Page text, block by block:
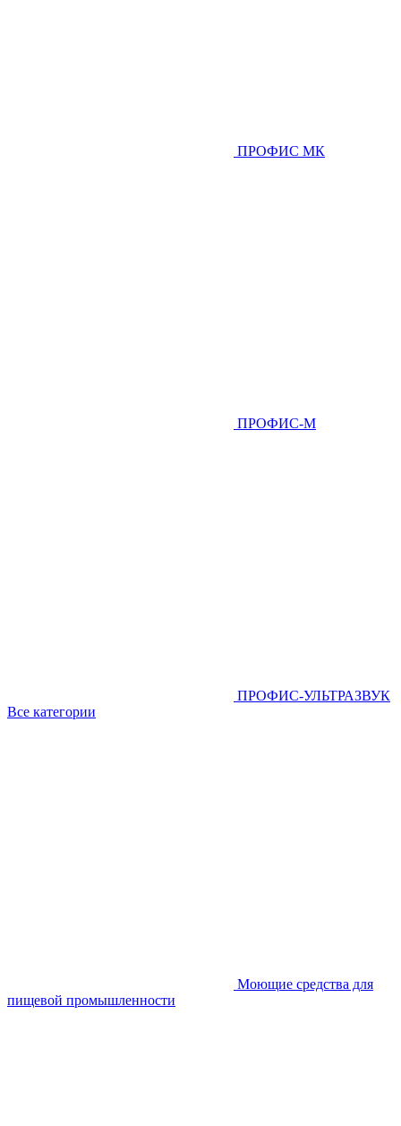
ПРОФИС МК
ПРОФИС-М
ПРОФИС-УЛЬТРАЗВУК
Все категории
Моющие средства для
пищевой промышленности